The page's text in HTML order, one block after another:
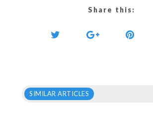
Share this:
SIMILAR ARTICLES